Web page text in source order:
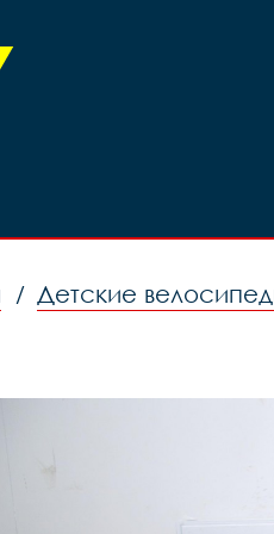
шест. (2шт), код 804
/ Детские